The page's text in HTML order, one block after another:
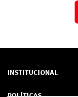
INSTITUCIONAL
Sobre Nós
POLÍTICAS